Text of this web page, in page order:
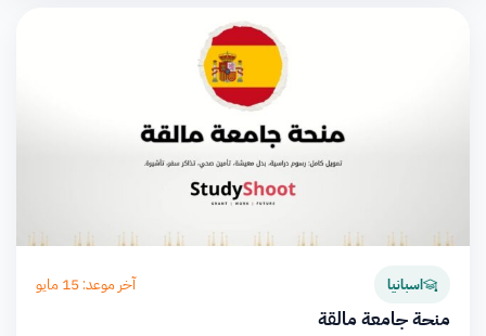
اسبانيا آخر موعد: 15 مايو
منحة جامعة مالقة